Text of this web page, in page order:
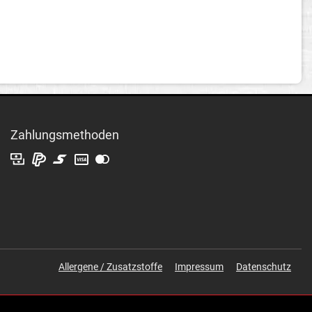
Zahlungsmethoden
Allergene / Zusatzstoffe Impressum Datenschutz